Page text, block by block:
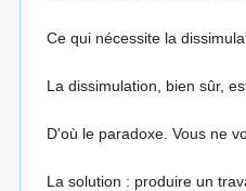
Ce qui nécessite la
La dissimulation, bien sûr,
D'où le paradoxe. Vous ne
La solution : produire un